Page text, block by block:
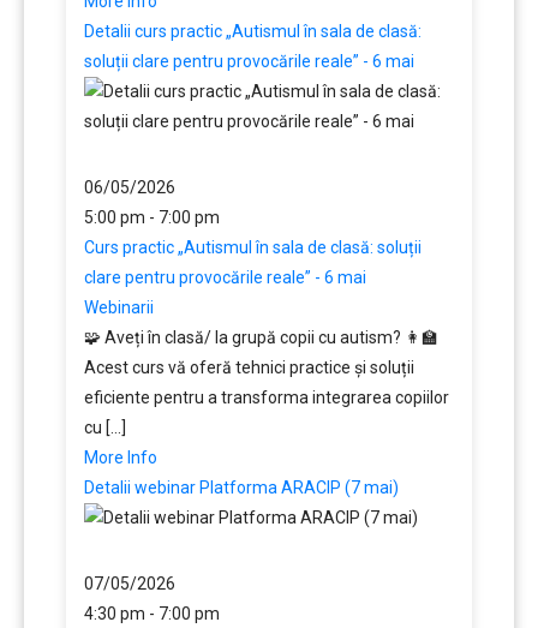
Detalii curs practic „Autismul în sala de clasă:
soluții clare pentru provocările reale” - 6 mai
06/05/2026
5:00 pm - 7:00 pm
Curs practic „Autismul în sala de clasă: soluții
clare pentru provocările reale” - 6 mai
Webinarii
🧩 Aveți în clasă/ la grupă copii cu autism? 👩‍🏫
Acest curs vă oferă tehnici practice și soluții
eficiente pentru a transforma integrarea copiilor
cu [...]
More Info
Detalii webinar Platforma ARACIP (7 mai)
07/05/2026
4:30 pm - 7:00 pm